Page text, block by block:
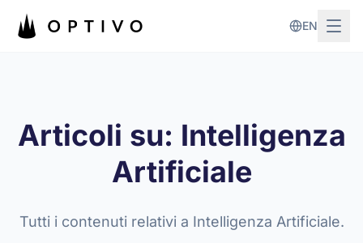
EN
Articoli su: Intelligenza
Artificiale
Tutti i contenuti relativi a Intelligenza Artificiale.